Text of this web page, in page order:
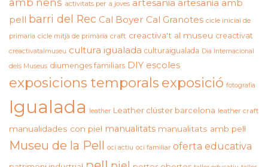
amb nens activitats per a joves artesania artesania amb
pell barri del Rec Cal Boyer Cal Granotes cicle inicial de
primaria cicle mitjà de primària craft creactiva't al museu creactivat
creactivatalmuseu cultura igualada culturaigualada Dia Internacional
dels Museus diumenges familiars DIY escoles
exposicions temporals exposició fotografia
Igualada leather Leather clúster barcelona leather craft
manualidades con piel manualitats manualitats amb pell
Museu de la Pell oci actiu oci familiar oferta educativa